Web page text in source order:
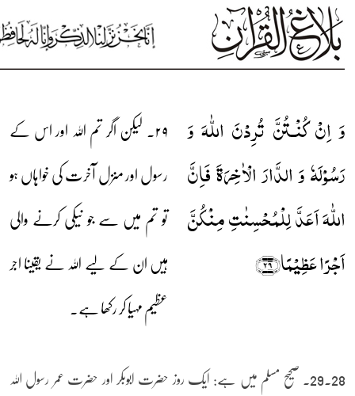
وَ اِنۡ کُنۡـتُنَّ تُرِدۡنَ اللّٰہَ وَ
رَسُوۡلَہٗ وَ الدَّارَ الۡاٰخِرَۃَ فَاِنَّ
اللّٰہَ اَعَدَّ لِلۡمُحۡسِنٰتِ مِنۡکُنَّ
اَجۡرًا عَظِیۡمًا﴿۲۹﴾
۲۹۔ لیکن اگر تم اللہ اور اس کے
رسول اور منزل آخرت کی خواہاں ہو
تو تم میں سے جو نیکی کرنے والی
ہیں ان کے لیے اللہ نے یقینا اجر
عظیم مہیا کر رکھا ہے۔
28۔29۔ صحیح مسلم میں ہے: ایک روز حضرت ابوبکر اور حضرت عمر رسول اللہ